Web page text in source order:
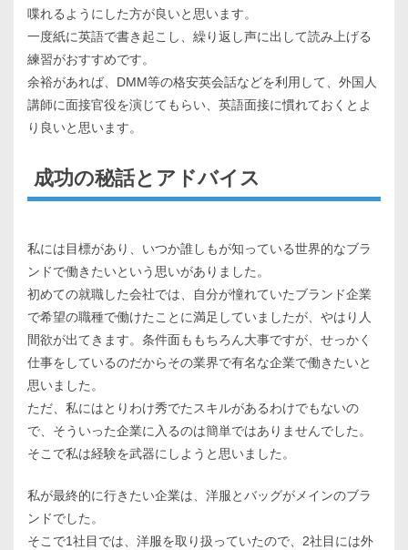
喋れるようにした方が良いと思います。
一度紙に英語で書き起こし、繰り返し声に出して読み上げる
練習がおすすめです。
余裕があれば、DMM等の格安英会話などを利用して、外国人
講師に面接官役を演じてもらい、英語面接に慣れておくとよ
り良いと思います。
成功の秘話とアドバイス
私には目標があり、いつか誰しもが知っている世界的なブラ
ンドで働きたいという思いがありました。
初めての就職した会社では、自分が憧れていたブランド企業
で希望の職種で働けたことに満足していましたが、やはり人
間欲が出てきます。条件面ももちろん大事ですが、せっかく
仕事をしているのだからその業界で有名な企業で働きたいと
思いました。
ただ、私にはとりわけ秀でたスキルがあるわけでもないの
で、そういった企業に入るのは簡単ではありませんでした。
そこで私は経験を武器にしようと思いました。
私が最終的に行きたい企業は、洋服とバッグがメインのブラ
ンドでした。
そこで1社目では、洋服を取り扱っていたので、2社目には外